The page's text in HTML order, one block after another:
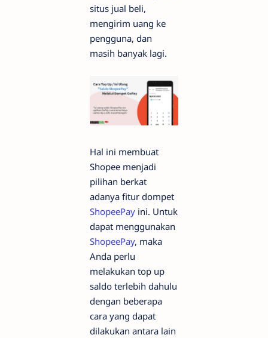
situs jual beli,
mengirim uang ke
pengguna, dan
masih banyak lagi.
Hal ini membuat
Shopee menjadi
pilihan berkat
adanya fitur dompet
ShopeePay ini. Untuk
dapat menggunakan
ShopeePay, maka
Anda perlu
melakukan top up
saldo terlebih dahulu
dengan beberapa
cara yang dapat
dilakukan antara lain